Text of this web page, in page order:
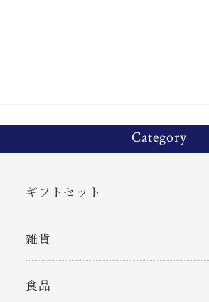
Category
ギフトセット
雑貨
食品